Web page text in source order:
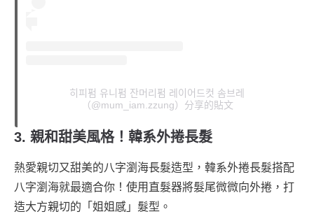
히피펌 유니펌 잔머리펌 레이어드컷 솜브레
（@mum_iam.zzung）分享的貼文
3. 親和甜美風格！韓系外捲長髮
熱愛親切又甜美的八字瀏海長髮造型，韓系外捲長髮搭配
八字瀏海就最適合你！使用直髮器將髮尾微微向外捲，打
造大方親切的「姐姐感」髮型。